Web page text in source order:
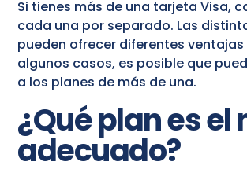
Si tienes más de una tarjeta Visa,
cada una por separado. Las
pueden ofrecer diferentes ventajas
algunos casos, es posible que
a los planes de más de una.
¿Qué plan es el
adecuado?